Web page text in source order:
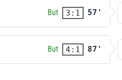
But 3:1 57'
But 4:1 87'